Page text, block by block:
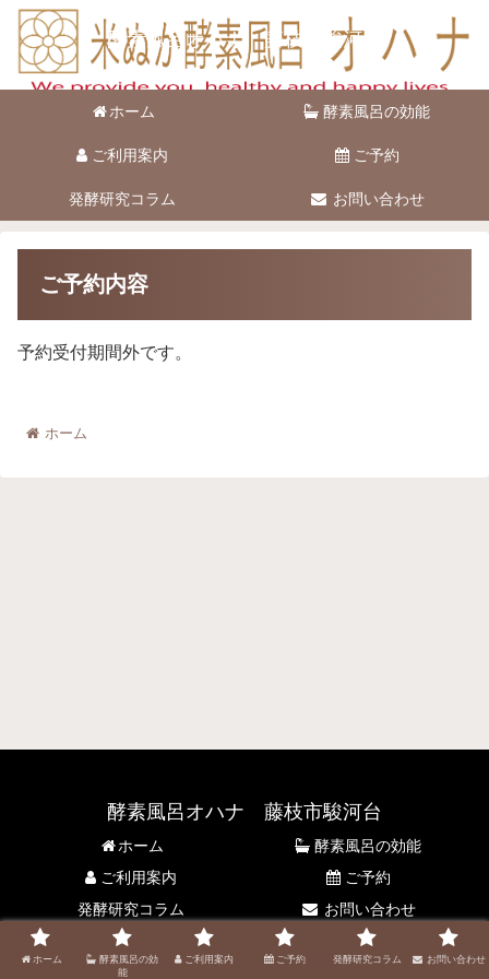
酵素風呂オハナ 藤枝市駿河台
ホーム 酵素風呂の効能
ご利用案内 ご予約
発酵研究コラム お問い合わせ
ご予約内容
予約受付期間外です。
ホーム
酵素風呂オハナ 藤枝市駿河台
ホーム
酵素風呂の効能
ご利用案内
ご予約
発酵研究コラム
お問い合わせ
© 2021 酵素風呂オハナ 藤枝市駿河台.
ホーム
酵素風呂の効
能
ご利用案内 ご予約 発酵研究コラム お問い合わせ